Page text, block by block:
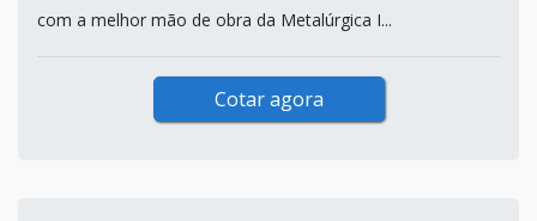
com a melhor mão de obra da Metalúrgica I...
Cotar agora